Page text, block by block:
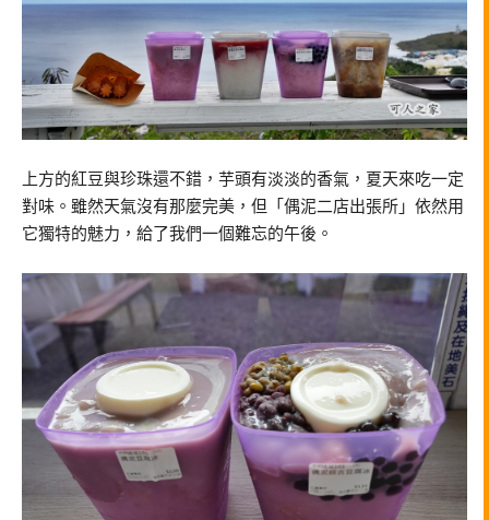
上方的紅豆與珍珠還不錯，芋頭有淡淡的香氣，夏天來吃一定
對味。雖然天氣沒有那麼完美，但「偶泥二店出張所」依然用
它獨特的魅力，給了我們一個難忘的午後。